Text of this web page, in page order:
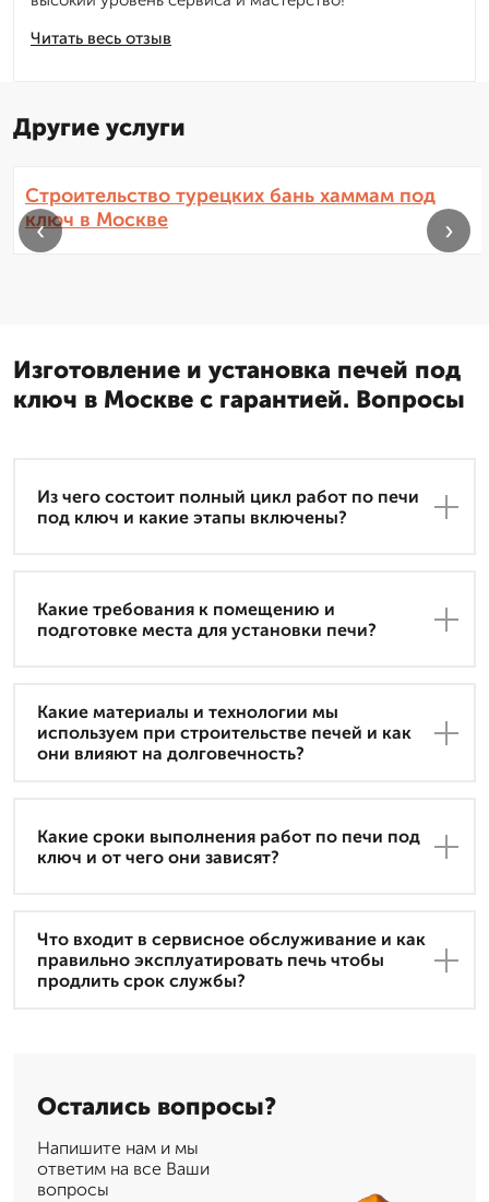
Читать весь отзыв
Другие услуги
Строительство турецких бань хаммам под
ключ в Москве
‹ ›
Изготовление и установка печей под
ключ в Москве с гарантией. Вопросы
Из чего состоит полный цикл работ по печи
под ключ и какие этапы включены?
Какие требования к помещению и
подготовке места для установки печи?
Какие материалы и технологии мы
используем при строительстве печей и как
они влияют на долговечность?
Какие сроки выполнения работ по печи под
ключ и от чего они зависят?
Что входит в сервисное обслуживание и как
правильно эксплуатировать печь чтобы
продлить срок службы?
Остались вопросы?
Напишите нам и мы
ответим на все Ваши
вопросы